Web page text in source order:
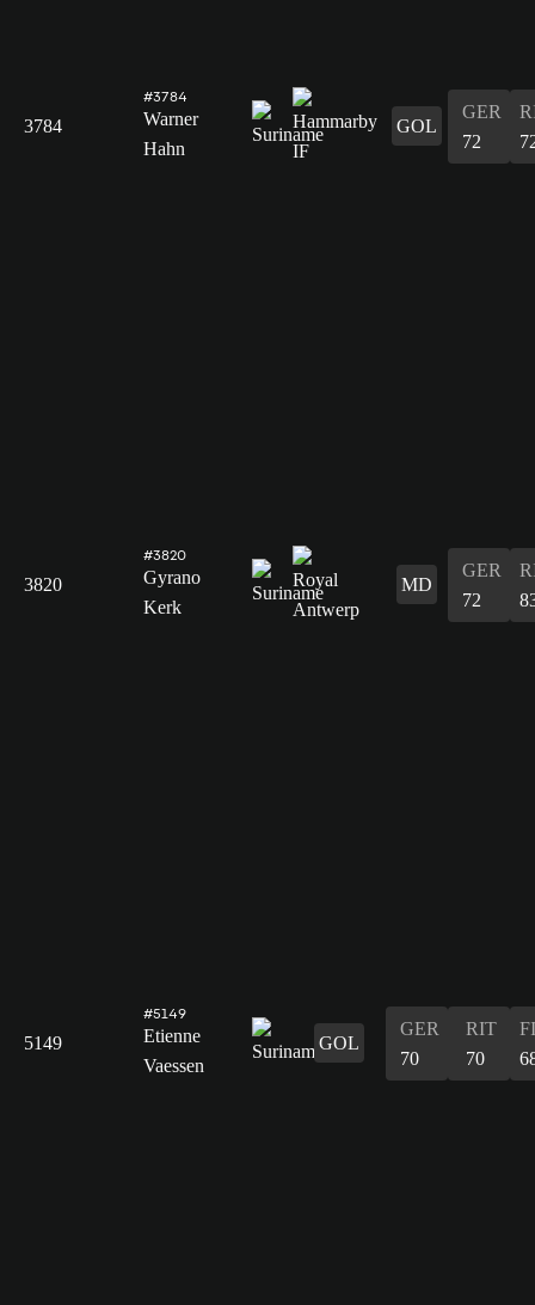
3784
#3784
Warner
Hahn
GOL
GER
72
3820
#3820
Gyrano
Kerk
MD
GER
72
5149
#5149
Etienne
Vaessen
GOL
GER
70
RIT
70